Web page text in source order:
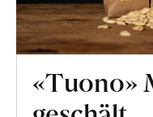
«Tuono»